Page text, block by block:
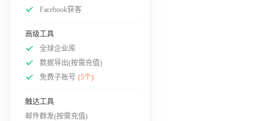
Facebook获客
高级工具
全球企业库
数据导出(按需充值)
免费子账号 (5个)
触达工具
邮件群发(按需充值)